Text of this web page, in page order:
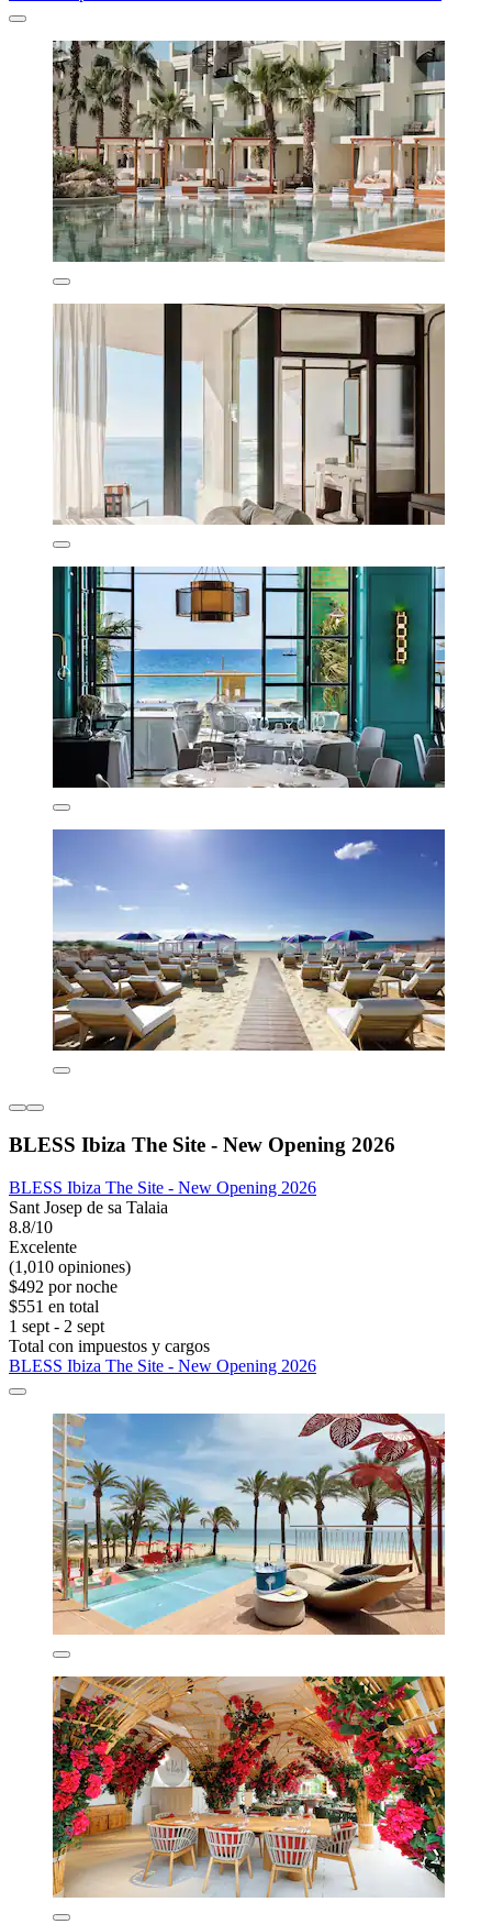
BLESS Ibiza The Site - New Opening 2026
BLESS Ibiza The Site - New Opening 2026
Sant Josep de sa Talaia
8.8/10
Excelente
(1,010 opiniones)
$492 por noche
$551 en total
1 sept - 2 sept
Total con impuestos y cargos
BLESS Ibiza The Site - New Opening 2026